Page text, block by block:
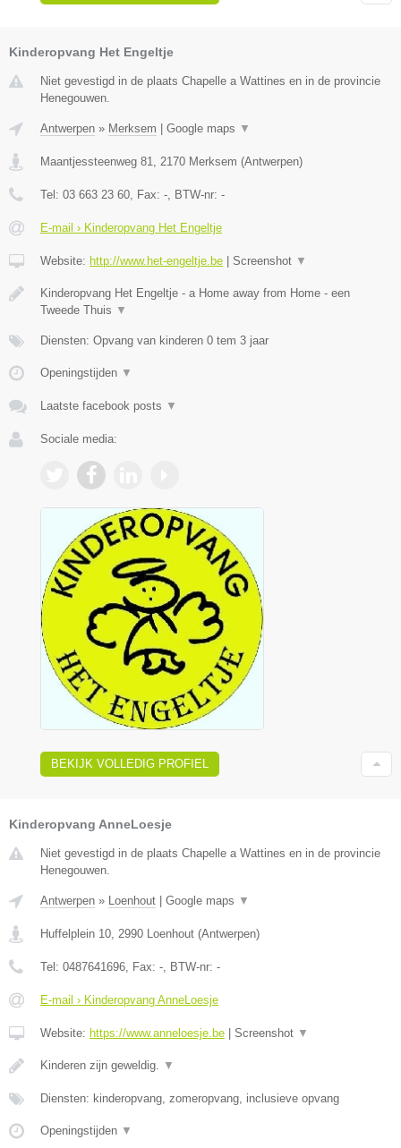
Kinderopvang Het Engeltje
Niet gevestigd in de plaats Chapelle a Wattines en in de provincie
Henegouwen.
Antwerpen » Merksem Google maps ▼
Maantjessteenweg 81, 2170 Merksem (Antwerpen)
Tel: 03 663 23 60, Fax: -, BTW-nr: -
E-mail › Kinderopvang Het Engeltje
Website: http://www.het-engeltje.be Screenshot ▼
Kinderopvang Het Engeltje - a Home away from Home - een
Tweede Thuis ▼
Diensten: Opvang van kinderen 0 tem 3 jaar
Openingstijden ▼
Laatste facebook posts ▼
Sociale media:
BEKIJK VOLLEDIG PROFIEL
Kinderopvang AnneLoesje
Niet gevestigd in de plaats Chapelle a Wattines en in de provincie
Henegouwen.
Antwerpen » Loenhout Google maps ▼
Huffelplein 10, 2990 Loenhout (Antwerpen)
Tel: 0487641696, Fax: -, BTW-nr: -
E-mail › Kinderopvang AnneLoesje
Website: https://www.anneloesje.be Screenshot ▼
Kinderen zijn geweldig. ▼
Diensten: kinderopvang, zomeropvang, inclusieve opvang
Openingstijden ▼